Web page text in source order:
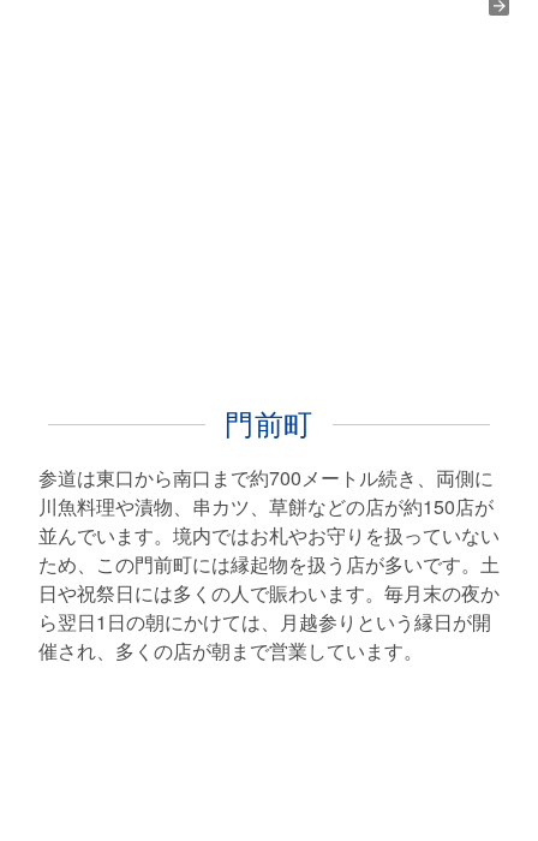
門前町
参道は東口から南口まで約700メートル続き、両側に
川魚料理や漬物、串カツ、草餅などの店が約150店が
並んでいます。境内ではお札やお守りを扱っていない
ため、この門前町には縁起物を扱う店が多いです。土
日や祝祭日には多くの人で賑わいます。毎月末の夜か
ら翌日1日の朝にかけては、月越参りという縁日が開
催され、多くの店が朝まで営業しています。